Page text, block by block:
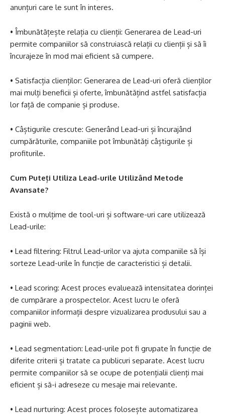
anunțuri care le sunt în interes.
• Îmbunătățește relația cu clienții: Generarea de Lead-uri
permite companiilor să construiască relații cu clienții și să îi
încurajeze în mod mai eficient să cumpere.
• Satisfacția clienților: Generarea de Lead-uri oferă clienților
mai mulți beneficii și oferte, îmbunătățind astfel satisfacția
lor față de companie și produse.
• Câștigurile crescute: Generând Lead-uri și încurajând
cumpărăturile, companiile pot îmbunătăți câștigurile și
profiturile.
Cum Puteți Utiliza Lead-urile Utilizând Metode
Avansate?
Există o mulțime de tool-uri și software-uri care utilizează
Lead-urile:
• Lead filtering: Filtrul Lead-urilor va ajuta companiile să își
sorteze Lead-urile în funcție de caracteristici și detalii.
• Lead scoring: Acest proces evaluează intensitatea dorinței
de cumpărare a prospectelor. Acest lucru le oferă
companiilor informații despre vizualizarea produsului sau a
paginii web.
• Lead segmentation: Lead-urile pot fi grupate în funcție de
diferite criterii și tratate ca publicuri separate. Acest lucru
permite companiilor să se ocupe de potențialii clienți mai
eficient și să-i adreseze cu mesaje mai relevante.
• Lead nurturing: Acest proces folosește automatizarea